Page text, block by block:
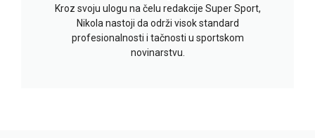
Kroz svoju ulogu na čelu redakcije Super Sport,
Nikola nastoji da održi visok standard
profesionalnosti i tačnosti u sportskom
novinarstvu.